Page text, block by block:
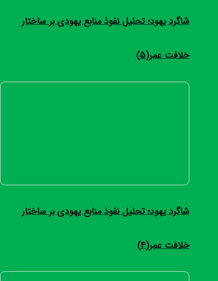
شاگرد یهود؛ تحلیل نفوذ منابع یهودی بر ساختار
خلافت عمر(5)
شاگرد یهود؛ تحلیل نفوذ منابع یهودی بر ساختار
خلافت عمر(4)